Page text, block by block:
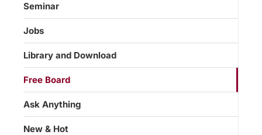
Seminar
Jobs
Library and Download
Free Board
Ask Anything
New & Hot